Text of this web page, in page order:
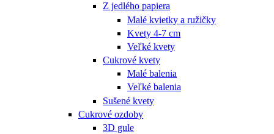
Z jedlého papiera
Malé kvietky a ružičky
Kvety 4-7 cm
Veľké kvety
Cukrové kvety
Malé balenia
Veľké balenia
Sušené kvety
Cukrové ozdoby
3D gule